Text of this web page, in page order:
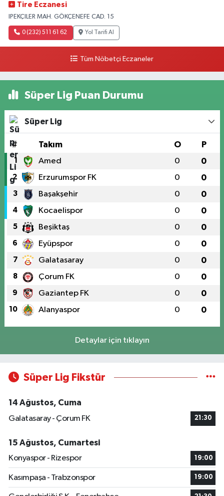
Tire Eczanesi
IPEKÇILER MAH. GÖKÇENEFE CAD. 15
0 (232) 511 61 62 Yol Tarifi Al
Tüm Nöbetçi Eczaneler
Süper Lig Puan Durumu
Süper Lig
# Takım O P
1 Amed 0 0
2 Erzurumspor FK 0 0
3 Başakşehir 0 0
4 Kocaelispor 0 0
5 Beşiktaş 0 0
6 Eyüpspor 0 0
7 Galatasaray 0 0
8 Çorum FK 0 0
9 Gaziantep FK 0 0
10 Alanyaspor 0 0
Detaylar için tıklayın
Süper Lig Fikstür
14 Ağustos, Cuma
Galatasaray - Çorum FK
21:30
15 Ağustos, Cumartesi
Konyaspor - Rizespor
19:00
Kasımpaşa - Trabzonspor 19:00